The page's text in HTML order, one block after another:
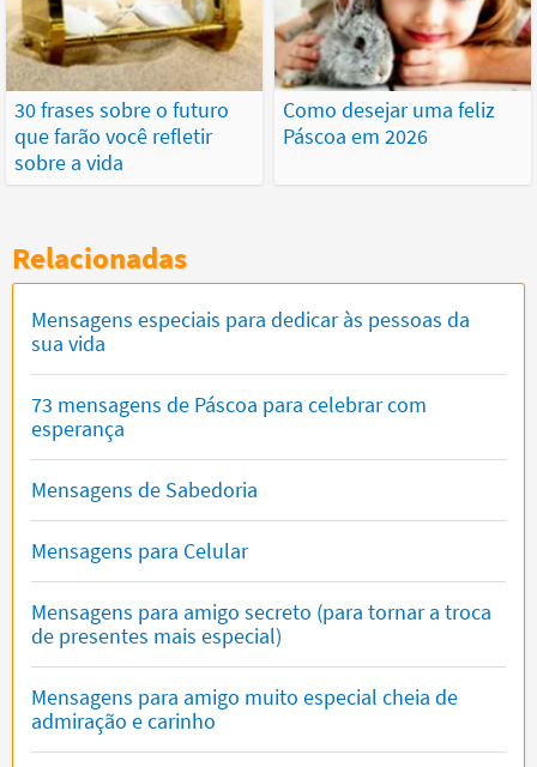
30 frases sobre o futuro
que farão você refletir
sobre a vida
Como desejar uma feliz
Páscoa em 2026
Relacionadas
Mensagens especiais para dedicar às pessoas da
sua vida
73 mensagens de Páscoa para celebrar com
esperança
Mensagens de Sabedoria
Mensagens para Celular
Mensagens para amigo secreto (para tornar a troca
de presentes mais especial)
Mensagens para amigo muito especial cheia de
admiração e carinho